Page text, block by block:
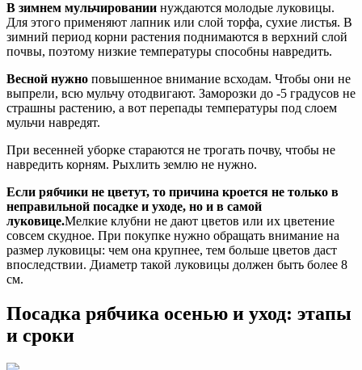
В зимнем мульчировании нуждаются молодые луковицы.
Для этого применяют лапник или слой торфа, сухие листья. В
зимний период корни растения поднимаются в верхний слой
почвы, поэтому низкие температуры способны навредить.
Весной нужно повышенное внимание всходам. Чтобы они не
выпрели, всю мульчу отодвигают. Заморозки до -5 градусов не
страшны растению, а вот перепады температуры под слоем
мульчи навредят.
При весенней уборке стараются не трогать почву, чтобы не
навредить корням. Рыхлить землю не нужно.
Если рябчики не цветут, то причина кроется не только в
неправильной посадке и уходе, но и в самой
луковице.Мелкие клубни не дают цветов или их цветение
совсем скудное. При покупке нужно обращать внимание на
размер луковицы: чем она крупнее, тем больше цветов даст
впоследствии. Диаметр такой луковицы должен быть более 8
см.
Посадка рябчика осенью и уход: этапы
и сроки